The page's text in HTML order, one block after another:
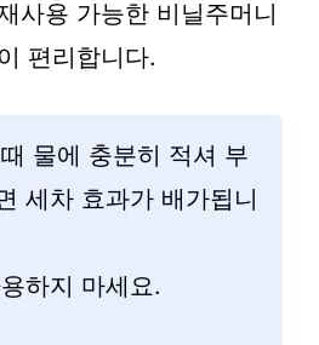
사용 가능한 비닐주머니
편리합니다.
물에 충분히 적셔 부
세차 효과가 배가됩니
하지 마세요.